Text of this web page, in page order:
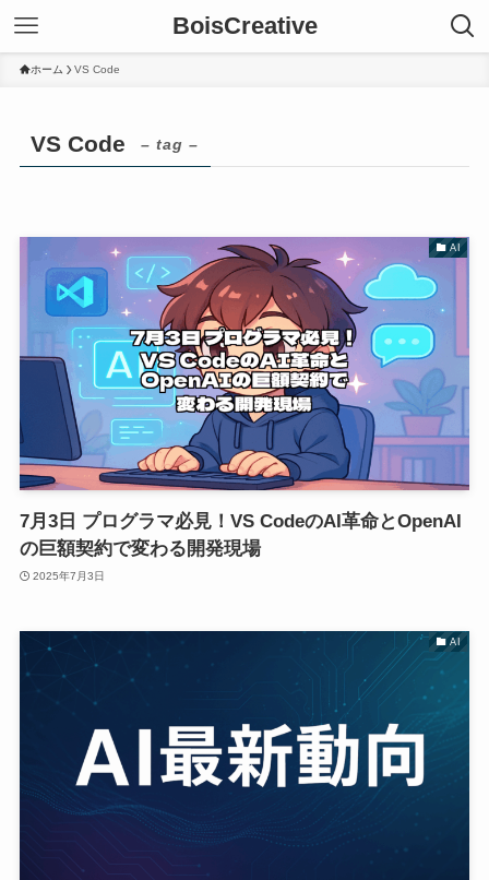
BoisCreative
ホーム VS Code
VS Code – tag –
AI
7月3日 プログラマ必見！VS CodeのAI革命とOpenAI
の巨額契約で変わる開発現場
2025年7月3日
AI